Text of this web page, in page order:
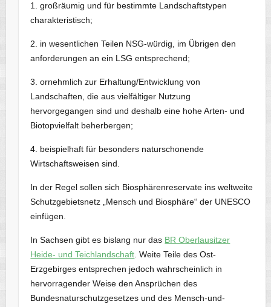
1. großräumig und für bestimmte Landschaftstypen
charakteristisch;
2. in wesentlichen Teilen NSG-würdig, im Übrigen den
anforderungen an ein LSG entsprechend;
3. ornehmlich zur Erhaltung/Entwicklung von
Landschaften, die aus vielfältiger Nutzung
hervorgegangen sind und deshalb eine hohe Arten- und
Biotopvielfalt beherbergen;
4. beispielhaft für besonders naturschonende
Wirtschaftsweisen sind.
In der Regel sollen sich Biosphärenreservate ins weltweite
Schutzgebietsnetz „Mensch und Biosphäre“ der UNESCO
einfügen.
In Sachsen gibt es bislang nur das BR Oberlausitzer
Heide- und Teichlandschaft . Weite Teile des Ost-
Erzgebirges entsprechen jedoch wahrscheinlich in
hervorragender Weise den Ansprüchen des
Bundesnaturschutzgesetzes und des Mensch-und-